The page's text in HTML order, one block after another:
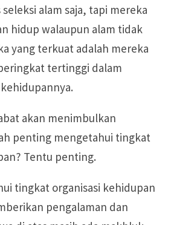
alam saja, tapi mereka
hidup walaupun alam tidak
yang terkuat adalah mereka
tertinggi dalam
akan menimbulkan
penting mengetahui tingkat
Tentu penting.
tingkat organisasi kehidupan
pengalaman dan